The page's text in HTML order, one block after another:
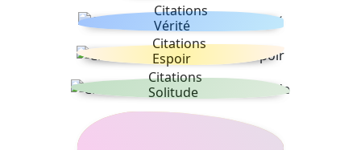
Citations
Vérité
Citations
Espoir
Citations
Solitude